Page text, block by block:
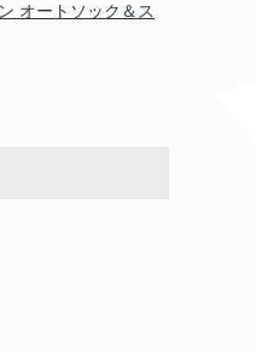
オートソック＆ス